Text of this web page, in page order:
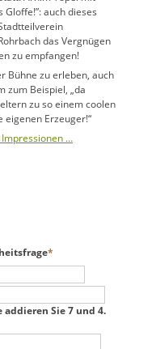
auch dieses
das Vergnügen
zu empfangen!
Bühne zu erleben, auch
zum Beispiel, „da
zu so einem coolen
eigenen Erzeuger!“
…
*
addieren Sie 7 und 4.